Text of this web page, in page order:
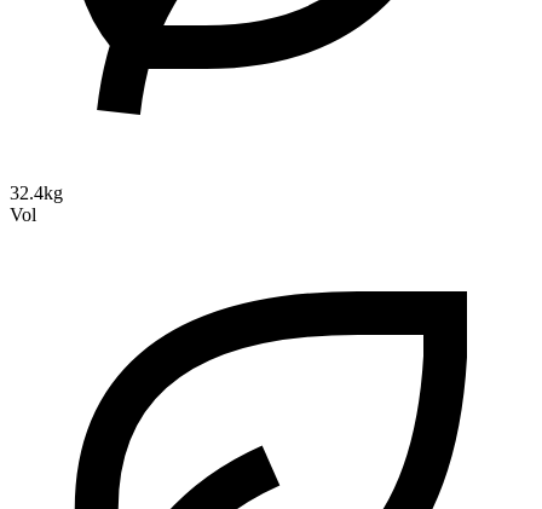
32.4kg
Vol